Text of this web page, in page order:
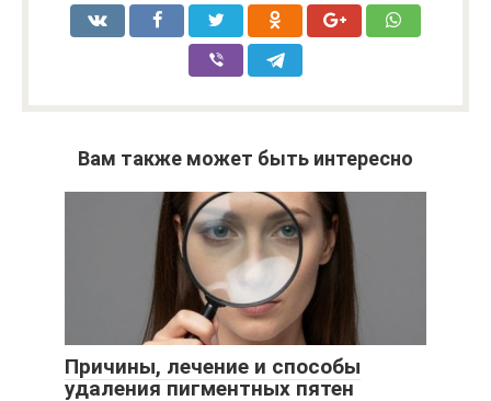
Вам также может быть интересно
Причины, лечение и способы
удаления пигментных пятен